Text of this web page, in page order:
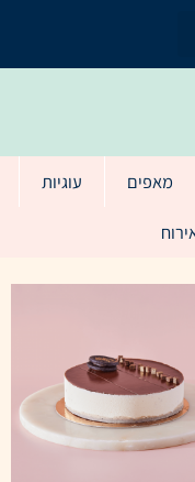
מאפים עוגיות